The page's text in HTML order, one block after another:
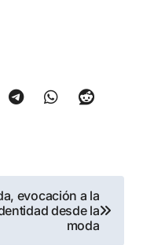
evocación a la
desde la
moda